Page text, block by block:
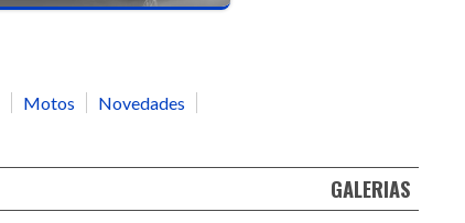
Motos
Novedades
GALERIAS